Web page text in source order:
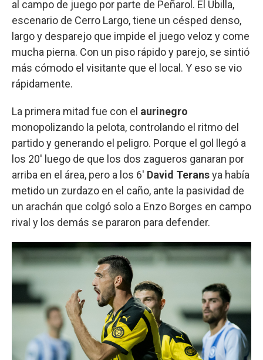
al campo de juego por parte de Peñarol. El Ubilla,
escenario de Cerro Largo, tiene un césped denso,
largo y desparejo que impide el juego veloz y come
mucha pierna. Con un piso rápido y parejo, se sintió
más cómodo el visitante que el local. Y eso se vio
rápidamente.
La primera mitad fue con el aurinegro
monopolizando la pelota, controlando el ritmo del
partido y generando el peligro. Porque el gol llegó a
los 20' luego de que los dos zagueros ganaran por
arriba en el área, pero a los 6' David Teransya había
metido un zurdazo en el caño, ante la pasividad de
un arachán que colgó solo a Enzo Borges en campo
rival y los demás se pararon para defender.